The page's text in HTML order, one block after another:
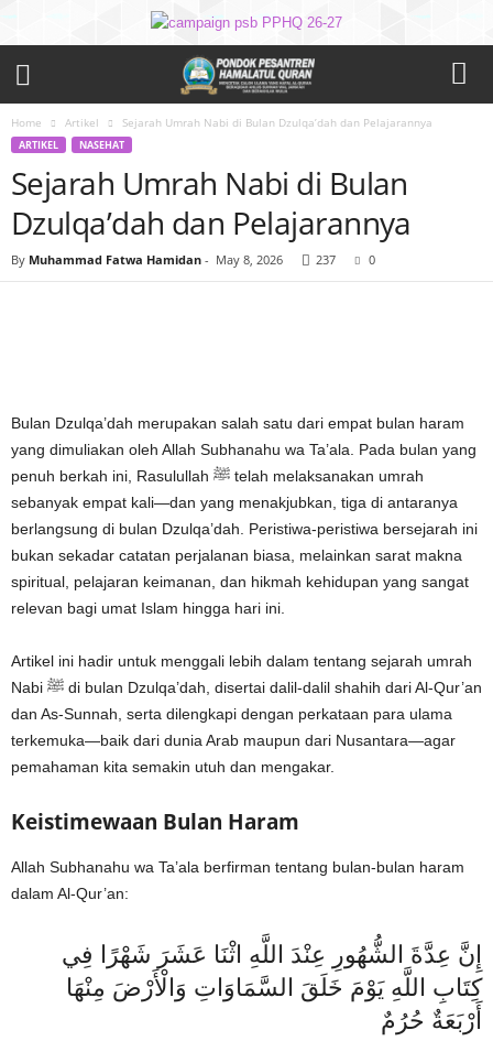
Home Artikel Sejarah Umrah Nabi di Bulan Dzulqa’dah dan Pelajarannya
ARTIKEL NASEHAT
Sejarah Umrah Nabi di Bulan
Dzulqa’dah dan Pelajarannya
By Muhammad Fatwa Hamidan - May 8, 2026 237 0
Bulan Dzulqa’dah merupakan salah satu dari empat bulan haram
yang dimuliakan oleh Allah Subhanahu wa Ta’ala. Pada bulan yang
penuh berkah ini, Rasulullah ﷺ telah melaksanakan umrah
sebanyak empat kali—dan yang menakjubkan, tiga di antaranya
berlangsung di bulan Dzulqa’dah. Peristiwa-peristiwa bersejarah ini
bukan sekadar catatan perjalanan biasa, melainkan sarat makna
spiritual, pelajaran keimanan, dan hikmah kehidupan yang sangat
relevan bagi umat Islam hingga hari ini.
Artikel ini hadir untuk menggali lebih dalam tentang sejarah umrah
Nabi ﷺ di bulan Dzulqa’dah, disertai dalil-dalil shahih dari Al-Qur’an
dan As-Sunnah, serta dilengkapi dengan perkataan para ulama
terkemuka—baik dari dunia Arab maupun dari Nusantara—agar
pemahaman kita semakin utuh dan mengakar.
Keistimewaan Bulan Haram
Allah Subhanahu wa Ta’ala berfirman tentang bulan-bulan haram
dalam Al-Qur’an:
إِنَّ عِدَّةَ الشُّهُورِ عِنْدَ اللَّهِ اثْنَا عَشَرَ شَهْرًا فِي
كِتَابِ اللَّهِ يَوْمَ خَلَقَ السَّمَاوَاتِ وَالْأَرْضَ مِنْهَا
أَرْبَعَةٌ حُرُمٌ